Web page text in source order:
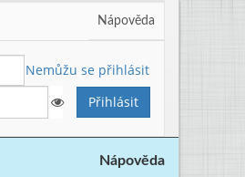
Nápověda
Nemůžu se přihlásit
Nápověda